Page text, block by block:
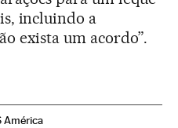
incluindo a
exista um acordo”.
América